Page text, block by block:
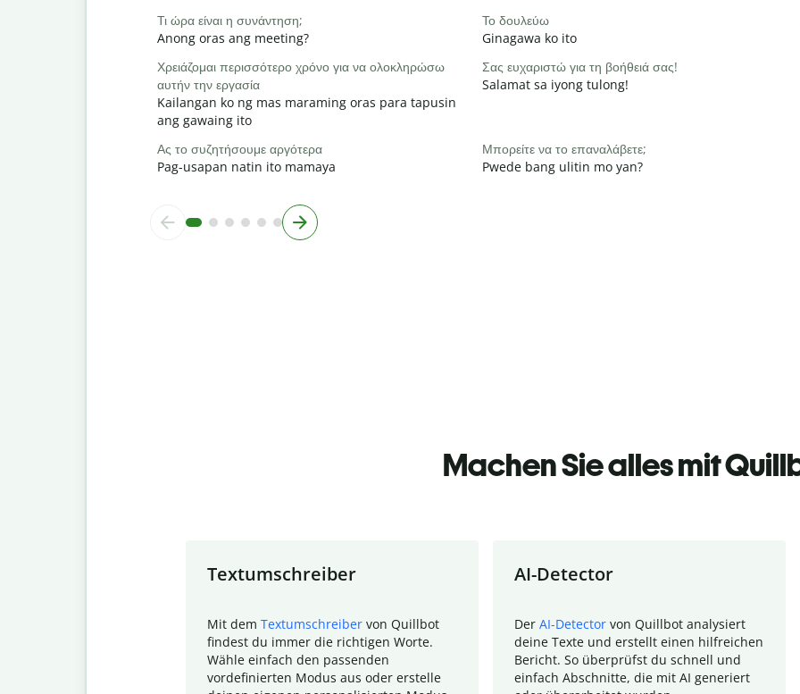
Τι ώρα είναι η συνάντηση;
Anong oras ang meeting?
Το δουλεύω
Ginagawa ko ito
Χρειάζομαι περισσότερο χρόνο για να ολοκληρώσω
αυτήν την εργασία
Kailangan ko ng mas maraming oras para tapusin
ang gawaing ito
Σας ευχαριστώ για τη βοήθειά σας!
Salamat sa iyong tulong!
Ας το συζητήσουμε αργότερα
Pag-usapan natin ito mamaya
Μπορείτε να το επαναλάβετε;
Pwede bang ulitin mo yan?
Machen Sie alles mit
Textumschreiber
Mit dem Textumschreiber von Quillbot
findest du immer die richtigen Worte.
Wähle einfach den passenden
vordefinierten Modus aus oder erstelle
AI-Detector
Der AI-Detector von Quillbot analysiert
deine Texte und erstellt einen hilfreichen
Bericht. So überprüfst du schnell und
einfach Abschnitte, die mit AI generiert